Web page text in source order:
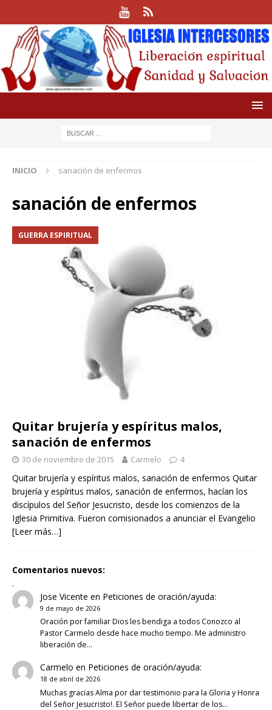
INICIO sanación de enfermos
sanación de enfermos
GUERRA ESPIRITUAL
Quitar brujería y espíritus malos,
sanación de enfermos
30 de noviembre de 2015 Carmelo 4
Quitar brujería y espíritus malos, sanación de enfermos Quitar
brujería y espíritus malos, sanación de enfermos, hacían los
discípulos del Señor Jesucristo, desde los comienzos de la
Iglesia Primitiva. Fueron comisionados a anunciar el Evangelio
[Leer más…]
Comentarios nuevos:
.
Jose Vicente en Peticiones de oración/ayuda:
9 de mayo de 2026
Oración por familiar Dios les bendiga a todos Conozco al
Pastor Carmelo desde hace mucho tiempo. Me administro
liberación de…
Carmelo en Peticiones de oración/ayuda:
18 de abril de 2026
Muchas gracias Alma por dar testimonio para la Gloria y Honra
del Señor Jesucristo!. El Señor puede libertar de los…